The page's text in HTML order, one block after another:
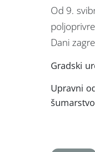
Od 9.
Dani
Gradski
Upravni